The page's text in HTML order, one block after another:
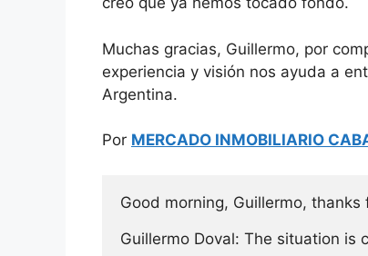
Muchas gracias, Guillermo, por
experiencia y visión nos ayuda a
Argentina.
Por MERCADO INMOBILIARIO
Good morning, Guillermo,
Guillermo Doval: The situation